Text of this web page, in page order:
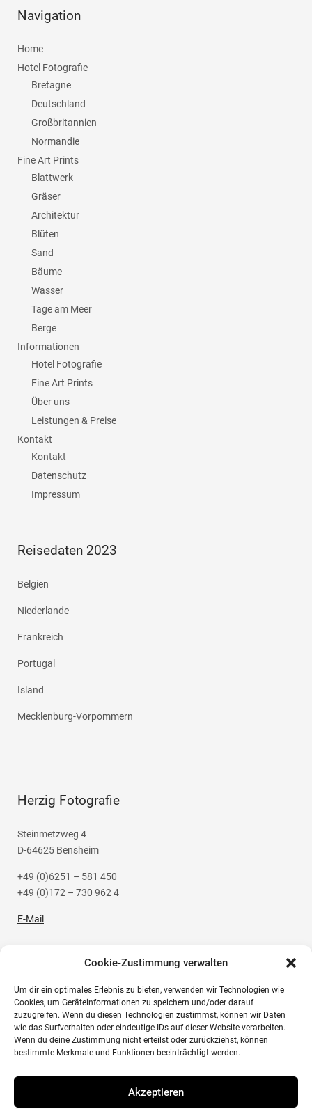
Cookie-Zustimmung verwalten
Um dir ein optimales Erlebnis zu bieten, verwenden wir Technologien wie
Cookies, um Geräteinformationen zu speichern und/oder darauf
zuzugreifen. Wenn du diesen Technologien zustimmst, können wir Daten
wie das Surfverhalten oder eindeutige IDs auf dieser Website verarbeiten.
Wenn du deine Zustimmung nicht erteilst oder zurückziehst, können
bestimmte Merkmale und Funktionen beeinträchtigt werden.
Akzeptieren
Navigation
Home
Hotel Fotografie
Bretagne
Deutschland
Großbritannien
Normandie
Fine Art Prints
Blattwerk
Gräser
Architektur
Blüten
Sand
Bäume
Wasser
Tage am Meer
Berge
Informationen
Hotel Fotografie
Fine Art Prints
Über uns
Leistungen & Preise
Kontakt
Kontakt
Datenschutz
Impressum
Reisedaten 2023
Belgien
Niederlande
Frankreich
Portugal
Island
Mecklenburg-Vorpommern
Herzig Fotografie
Steinmetzweg 4
D-64625 Bensheim
+49 (0)6251 – 581 450
+49 (0)172 – 730 962 4
E-Mail
Social Media
Instagram